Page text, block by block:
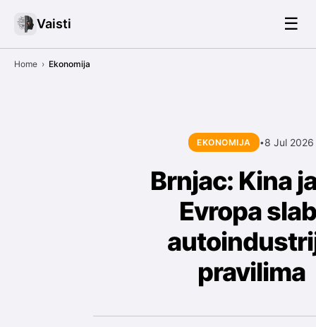
Vaisti ☰
Home › Ekonomija
EKONOMIJA •8 Jul 2026
Brnjac: Kina
Evropa
pravilima